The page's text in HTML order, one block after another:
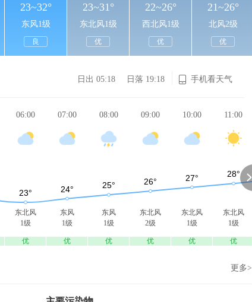
23~32°
东风1级
良
23~31°
东北风1级
优
22~26°
西北风1级
优
21~26°
北风2级
优
日出 05:18 日落 19:18 手机看天气
06:00
东北风
1级
优
07:00
东风
1级
优
08:00
东风
1级
优
09:00
东北风
2级
优
10:00
东北风
1级
优
11:00
东北风
1级
优
更多>